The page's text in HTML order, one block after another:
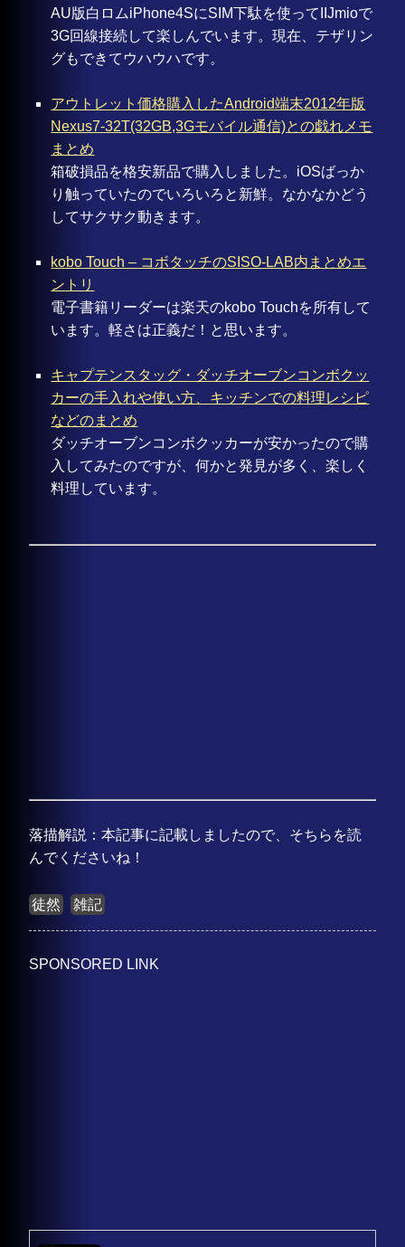
AU版白ロムiPhone4SにSIM下駄を使ってIIJmioで
3G回線接続して楽しんでいます。現在、テザリン
グもできてウハウハです。
アウトレット価格購入したAndroid端末2012年版
Nexus7-32T(32GB,3Gモバイル通信)との戯れメモ
まとめ
箱破損品を格安新品で購入しました。iOSばっか
り触っていたのでいろいろと新鮮。なかなかどう
してサクサク動きます。
kobo Touch – コボタッチのSISO-LAB内まとめエ
ントリ
電子書籍リーダーは楽天のkobo Touchを所有して
います。軽さは正義だ！と思います。
キャプテンスタッグ・ダッチオーブンコンボクッ
カーの手入れや使い方、キッチンでの料理レシピ
などのまとめ
ダッチオーブンコンボクッカーが安かったので購
入してみたのですが、何かと発見が多く、楽しく
料理しています。
落描解説：本記事に記載しましたので、そちらを読
んでくださいね！
徒然 雑記
SPONSORED LINK